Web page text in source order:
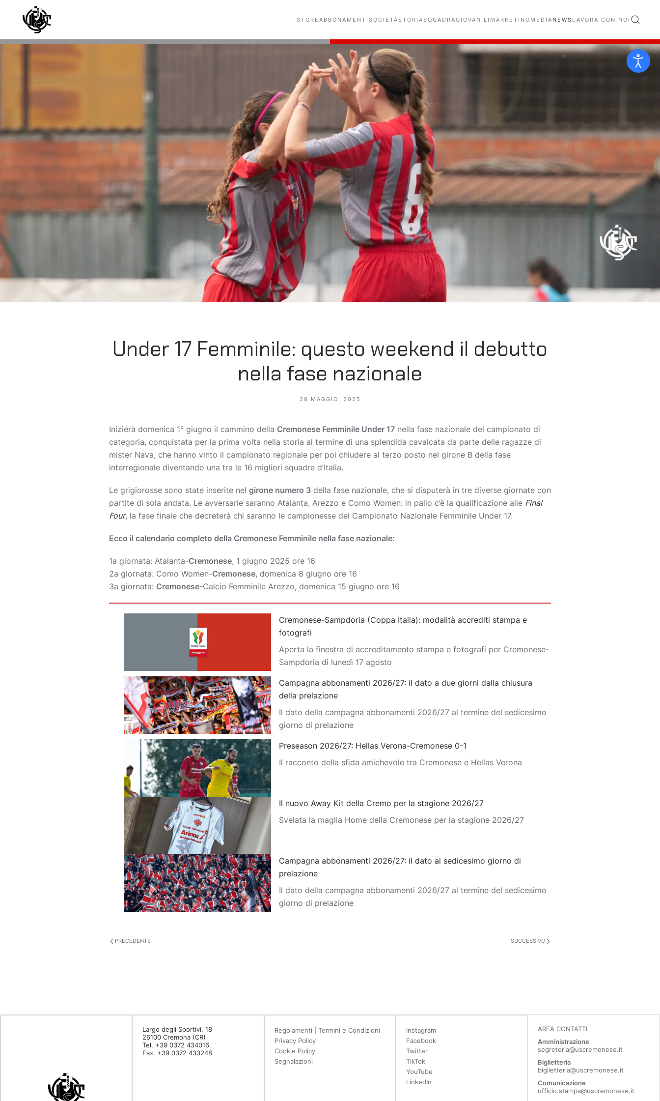
Skip to main content STORE ABBONAMENTI SOCIETÀSTORIASQUADRAGIOVANILI MARKETING MEDIA NEWS LAVORA CON NOI
Under 17 Femminile: questo weekend il debutto
nella fase nazionale
28 MAGGIO, 2025
Inizierà domenica 1° giugno il cammino della Cremonese Femminile Under 17 nella fase nazionale del campionato di
categoria, conquistata per la prima volta nella storia al termine di una splendida cavalcata da parte delle ragazze di
mister Nava, che hanno vinto il campionato regionale per poi chiudere al terzo posto nel girone B della fase
interregionale diventando una tra le 16 migliori squadre d’Italia.
Le grigiorosse sono state inserite nel girone numero 3 della fase nazionale, che si disputerà in tre diverse giornate con
partite di sola andata. Le avversarie saranno Atalanta, Arezzo e Como Women: in palio c’è la qualificazione alle Final
Four, la fase finale che decreterà chi saranno le campionesse del Campionato Nazionale Femminile Under 17.
Ecco il calendario completo della Cremonese Femminile nella fase nazionale:
1a giornata: Atalanta-Cremonese, 1 giugno 2025 ore 16
2a giornata: Como Women-Cremonese, domenica 8 giugno ore 16
3a giornata: Cremonese-Calcio Femminile Arezzo, domenica 15 giugno ore 16
Cremonese-Sampdoria (Coppa Italia): modalità accrediti stampa e
fotografi
Aperta la finestra di accreditamento stampa e fotografi per Cremonese-
Sampdoria di lunedì 17 agosto
Campagna abbonamenti 2026/27: il dato a due giorni dalla chiusura
della prelazione
Il dato della campagna abbonamenti 2026/27 al termine del sedicesimo
giorno di prelazione
Preseason 2026/27: Hellas Verona-Cremonese 0-1
Il racconto della sfida amichevole tra Cremonese e Hellas Verona
Il nuovo Away Kit della Cremo per la stagione 2026/27
Svelata la maglia Home della Cremonese per la stagione 2026/27
Campagna abbonamenti 2026/27: il dato al sedicesimo giorno di
prelazione
Il dato della campagna abbonamenti 2026/27 al termine del sedicesimo
giorno di prelazione
PRECEDENTE SUCCESSIVO
Largo degli Sportivi, 18
26100 Cremona (CR)
Tel. +39 0372 434016
Fax. +39 0372 433248
Regolamenti | Termini e Condizioni
Privacy Policy
Cookie Policy
Segnalazioni
Instagram
Facebook
Twitter
TikTok
YouTube
LinkedIn
AREA CONTATTI
Amministrazione
segreteria@uscremonese.it
Biglietteria
biglietteria@uscremonese.it
Comunicazione
ufficio.stampa@uscremonese.it